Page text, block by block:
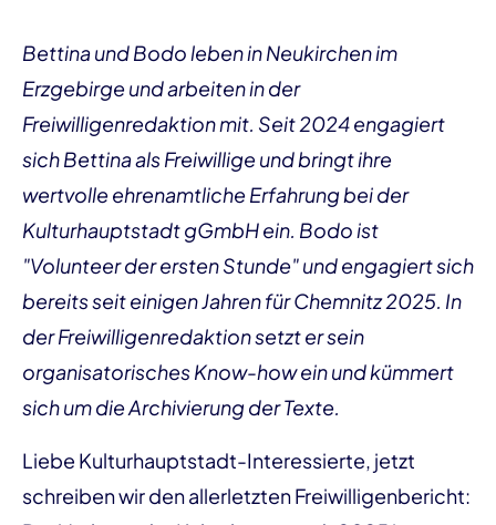
Bettina und Bodo leben in Neukirchen im
Erzgebirge und arbeiten in der
Freiwilligenredaktion mit. Seit 2024 engagiert
sich Bettina als Freiwillige und bringt ihre
wertvolle ehrenamtliche Erfahrung bei der
Kulturhauptstadt gGmbH ein. Bodo ist
"Volunteer der ersten Stunde" und engagiert sich
bereits seit einigen Jahren für Chemnitz 2025. In
der Freiwilligenredaktion setzt er sein
organisatorisches Know-how ein und kümmert
sich um die Archivierung der Texte.
Liebe Kulturhauptstadt-Interessierte, jetzt
schreiben wir den allerletzten Freiwilligenbericht: